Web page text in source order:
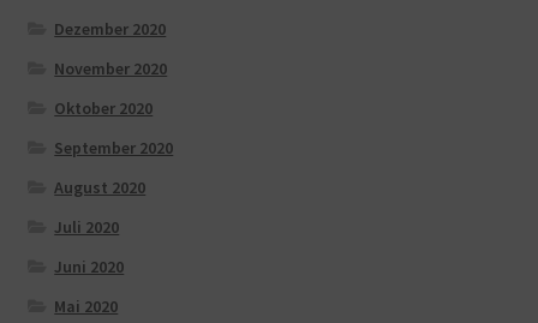
Dezember 2020
November 2020
Oktober 2020
September 2020
August 2020
Juli 2020
Juni 2020
Mai 2020